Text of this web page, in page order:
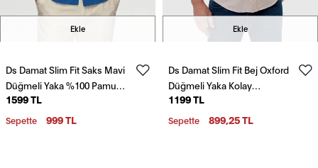
Ekle
Ds Damat Slim Fit Saks Mavi
Düğmeli Yaka %100 Pamuk
Yazlık Flamlı Keten
Görünümlü Gömlek
1599 TL
Sepette 999 TL
Ekle
Ds Damat Slim Fit Bej Oxford
Düğmeli Yaka Kolay
Ütülenebilir Nakış Detaylı
Pamuklu Gömlek
1199 TL
Sepette 899,25 TL